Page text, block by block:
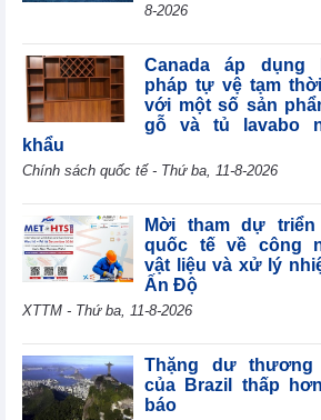
cho các
tế mới nổi
Hành
kết và nét
văn hóa
Không
lợi nhuận
II/2026
giảm 55%
Lợi nhuận
thuế 6 tháng
giảm 82,9%,
dòng tiền âm
8-2026
Canada áp dụng
pháp tự vệ tạm
với một số sản
gỗ và tủ lavabo
khẩu
Chính sách quốc tế - Thứ ba, 11-8-2026
Mời tham dự triển
quốc tế về công
vật liệu và xử lý
Ấn Độ
XTTM - Thứ ba, 11-8-2026
Thặng dư thương
của Brazil thấp
báo